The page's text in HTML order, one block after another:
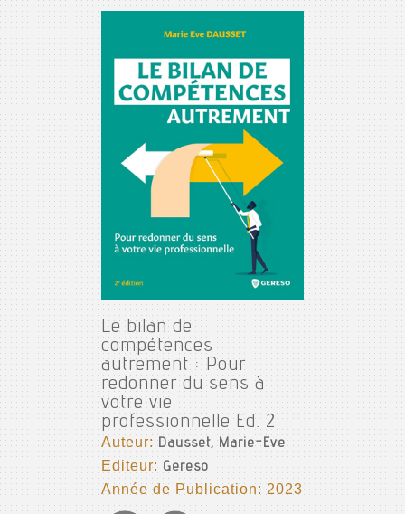
Le bilan de
compétences
autrement : Pour
redonner du sens à
votre vie
professionnelle Ed. 2
Auteur:Dausset, Marie-Eve
Editeur: Gereso
Année de Publication: 2023